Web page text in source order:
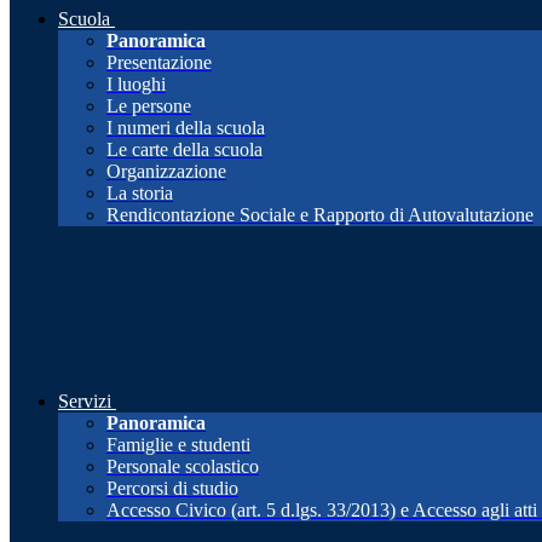
Scuola
Panoramica
Presentazione
I luoghi
Le persone
I numeri della scuola
Le carte della scuola
Organizzazione
La storia
Rendicontazione Sociale e Rapporto di Autovalutazione
Servizi
Panoramica
Famiglie e studenti
Personale scolastico
Percorsi di studio
Accesso Civico (art. 5 d.lgs. 33/2013) e Accesso agli